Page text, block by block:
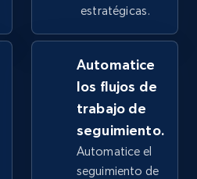
Product description,
Images, Variations, and
Comenzar ahora
estratégicas.
Automatice
los flujos de
trabajo de
seguimiento.
Automatice el
seguimiento de